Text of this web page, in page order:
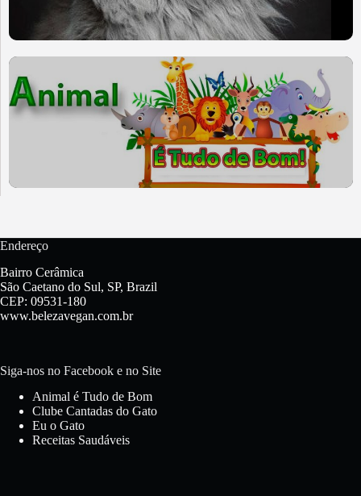
Endereço
Bairro Cerâmica
São Caetano do Sul, SP, Brazil
CEP: 09531-180
www.belezavegan.com.br
Siga-nos no Facebook e no Site
Animal é Tudo de Bom
Clube Cantadas do Gato
Eu o Gato
Receitas Saudáveis